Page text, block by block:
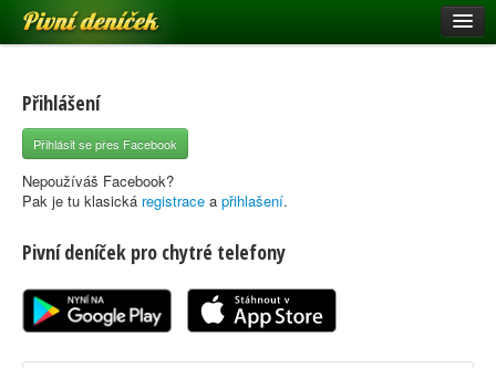
Pivní deníček
Pivní mapa
Pivní značky
Nápověda
Registrace
Přihlášení
Přihlásit se přes Facebook
Nepoužíváš Facebook?
Pak je tu klasická registrace a přihlašení.
Pivní deníček pro chytré telefony